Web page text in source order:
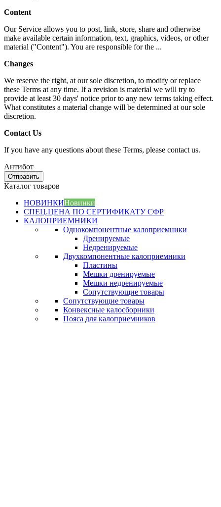
Content
Our Service allows you to post, link, store, share and otherwise
make available certain information, text, graphics, videos, or other
material ("Content"). You are responsible for the ...
Changes
We reserve the right, at our sole discretion, to modify or replace
these Terms at any time. If a revision is material we will try to
provide at least 30 days' notice prior to any new terms taking effect.
What constitutes a material change will be determined at our sole
discretion.
Contact Us
If you have any questions about these Terms, please contact us.
Антибот
Отправить
Каталог товаров
НОВИНКИНовинки
СПЕЦ.ЦЕНА ПО СЕРТИФИКАТУ СФР
КАЛОПРИЕМНИКИ
Однокомпонентные калоприемники
Дренируемые
Недренируемые
Двухкомпонентные калоприемники
Пластины
Мешки дренируемые
Мешки недренируемые
Сопутствующие товары
Сопутствующие товары
Конвексные калосборники
Пояса для калоприемников